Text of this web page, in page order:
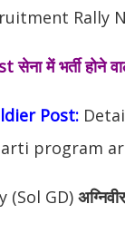
Rally
सेना में भर्ती होने
Post:
program
(Sol GD)